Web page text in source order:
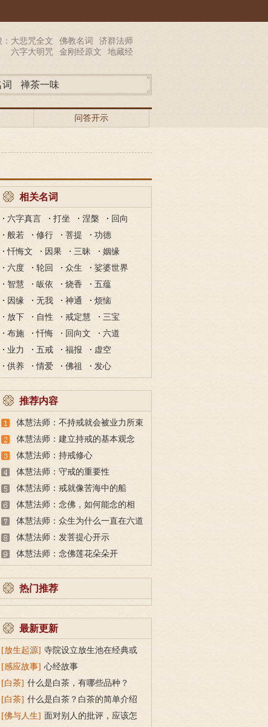
大悲咒全文 佛教名词
济群法师
六字大明咒
金刚经原文 地藏经
禅茶一味
问答开示
相关名词
六字真言 打坐 涅槃
回向
般若
修行 菩提
功德
忏悔文
因果 三昧
姻缘
六度
轮回 众生
娑婆世界
智慧
皈依 烧香
五蕴
因缘
无我 神通
烦恼
放下
自性 戒定慧
三宝
布施
忏悔 回向文
六道
业力
五戒 福报
虚空
供养
情爱 佛祖 发心
推荐内容
体慧法师：不持戒就会被业力所束
缚
体慧法师：建立持戒的基本观念
体慧法师：持戒修心
体慧法师：守戒的重要性
体慧法师：戒就像苦海中的船
体慧法师：念佛，如何能念的相
应？
体慧法师：众生为什么一直在六道
轮回
体慧法师：发菩提心开示
体慧法师：念佛莲花朵朵开
热门推荐
最新更新
[放生起源] 寺院设立放生池在经典或
传统上有什么根据？
[感应故事] 心经故事
[白茶] 什么是白茶，有哪些品种？
[白茶] 什么是白茶？白茶的简单介绍
[佛与人生] 面对别人的批评，应该怎